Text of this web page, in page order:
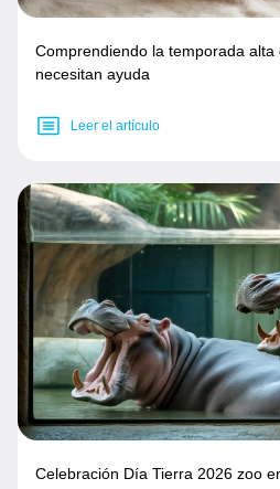
Comprendiendo la temporada
necesitan ayuda
Leer el artículo
Celebración Día Tierra 2026 zoo